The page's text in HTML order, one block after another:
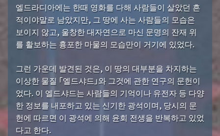
엘드라디아에는 한때 영화를 다해 사람들이 살았던 흔
적이야말로 남았지만, 그 땅에 사는 사람들의 모습은
보이지 않고, 울창한 대자연으로 마신 문명의 잔재 위
를 활보하는 흉포한 마물의 모습만이 거기에 있었다.
그런 가운데 발견된 것은, 이 땅의 대부분을 차지하는
이상한 물질 「엘드샤드」와 그것에 관한 연구의 문헌이
었다. 이 엘드샤드는 사람들의 기억이나 유전자 등 다양
한 정보를 내포하고 있는 신기한 광석이며, 당시의 문
헌에 따르면 이 광석에 의해 윤회 전생을 반복하고 있었
다고 한다.